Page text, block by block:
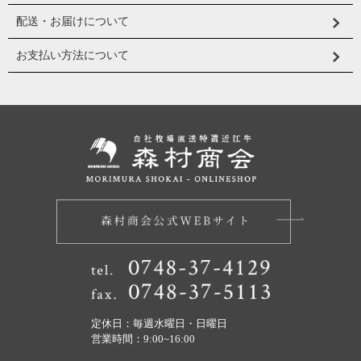
配送・お届けについて
お支払い方法について
定休日：毎週水曜日・日曜日
営業時間：9:00~16:00